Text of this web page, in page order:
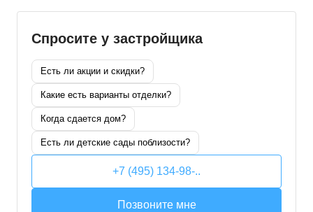
Спросите у застройщика
Есть ли акции и скидки?
Какие есть варианты отделки?
Когда сдается дом?
Есть ли детские сады поблизости?
+7 (495) 134-98-..
Позвоните мне